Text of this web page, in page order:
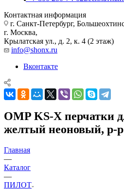
Контактная информация
г. Санкт-Петербург,
г. Москва,
Крылатская ул., д. 2, к. 4 (2 этаж)
info@shonx.ru
Вконтакте
OMP KS-X перчатки
желтый неоновый, р-
Главная
—
Каталог
—
ПИЛОТ